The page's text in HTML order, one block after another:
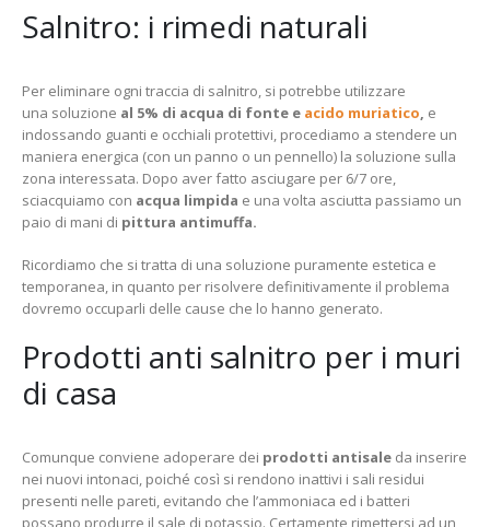
Salnitro: i rimedi naturali
Per eliminare ogni traccia di salnitro, si potrebbe utilizzare
una soluzione al 5% di acqua di fonte e acido muriatico, e
indossando guanti e occhiali protettivi, procediamo a stendere un
maniera energica (con un panno o un pennello) la soluzione sulla
zona interessata. Dopo aver fatto asciugare per 6/7 ore,
sciacquiamo con acqua limpida e una volta asciutta passiamo un
paio di mani di pittura antimuffa.
Ricordiamo che si tratta di una soluzione puramente estetica e
temporanea, in quanto per risolvere definitivamente il problema
dovremo occuparli delle cause che lo hanno generato.
Prodotti anti salnitro per i muri
di casa
Comunque conviene adoperare dei prodotti antisale da inserire
nei nuovi intonaci, poiché così si rendono inattivi i sali residui
presenti nelle pareti, evitando che l’ammoniaca ed i batteri
possano produrre il sale di potassio. Certamente rimettersi ad un